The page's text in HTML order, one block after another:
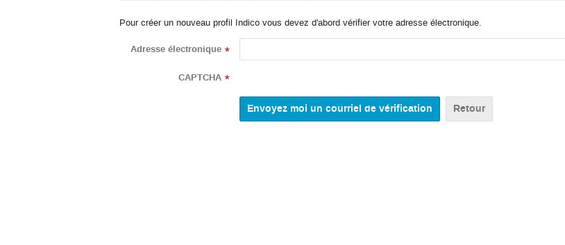
Pour créer un nouveau profil Indico vous devez d'abord vérifier votre adresse électronique.
Adresse électronique *
CAPTCHA *
Retour